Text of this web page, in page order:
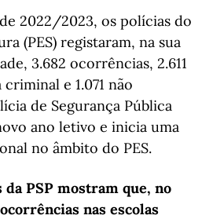
2022/2023, os polícias do
(PES) registaram, na sua
3.682 ocorrências, 2.611
e 1.071 não
de Segurança Pública
ano letivo e inicia uma
no âmbito do PES.
PSP mostram que, no
nas escolas